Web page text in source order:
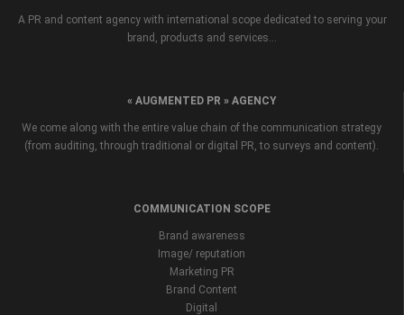
A PR and content agency with international scope dedicated to serving your
brand, products and services...
« AUGMENTED PR » AGENCY
We come along with the entire value chain of the communication strategy
(from auditing, through traditional or digital PR, to surveys and content).
COMMUNICATION SCOPE
Brand awareness
Image/ reputation
Marketing PR
Brand Content
Digital